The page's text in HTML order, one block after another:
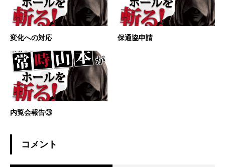
変化への対応 保通協申請
内覧会報告③
コメント